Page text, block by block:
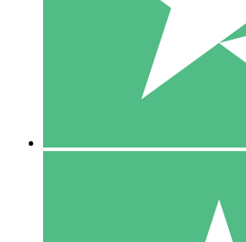
1 Download
10
US$1500
10 Download